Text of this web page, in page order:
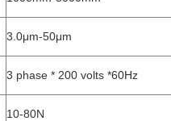
3.0μm-50μm
3 phase * 200 volts *60Hz
10-80N